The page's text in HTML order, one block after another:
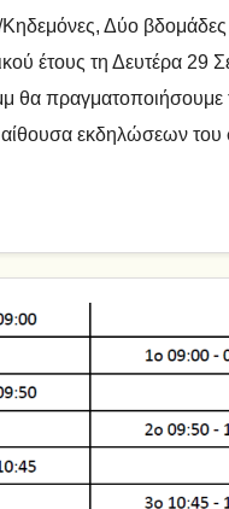
Κηδεμόνες, Δύο βδομάδες
έτους τη Δευτέρα 29
θα πραγματοποιήσουμε
εκδηλώσεων του